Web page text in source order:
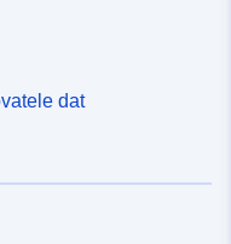
dat